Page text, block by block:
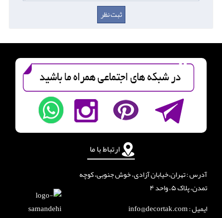
ارتباط با ما
آدرس : تهران،خیابان آزادی، خوش جنوبی، کوچه
تمدن، پلاک ۵، واحد ۴
ایمیل : info@decortak.com